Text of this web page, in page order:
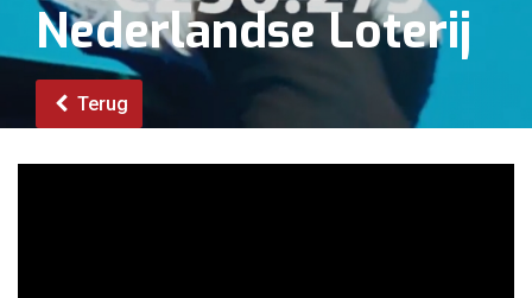
Nederlandse Loterij
Terug